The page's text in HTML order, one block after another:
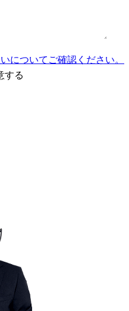
についてご確認ください。
する